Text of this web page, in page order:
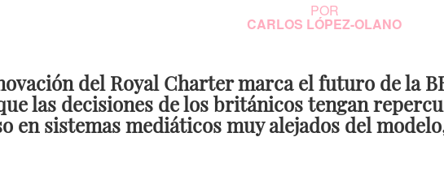
POR
CARLOS LÓPEZ-OLANO
del Royal Charter marca el futuro de la
las decisiones de los británicos tengan
en sistemas mediáticos muy alejados del